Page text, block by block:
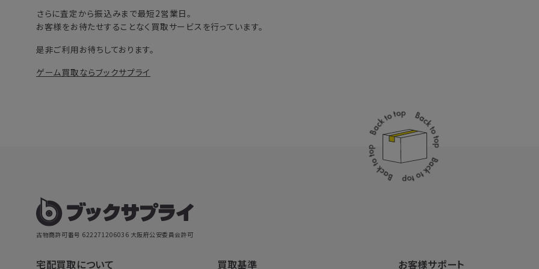
さらに査定から振込みまで最短2営業日。
お客様をお待たせすることなく買取サービスを行っています。
是非ご利用お待ちしております。
ゲーム買取ならブックサプライ
古物商許可番号 622271206036 大阪府公安委員会許可
宅配買取について 買取基準 お客様サポート